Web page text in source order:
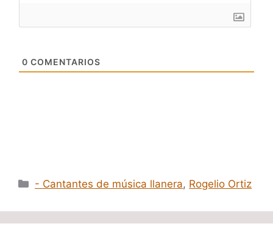
0 COMENTARIOS
Categorías
- Cantantes de música llanera, Rogelio Ortiz